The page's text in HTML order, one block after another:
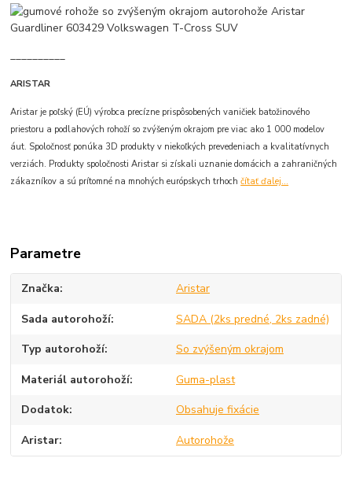
ARISTAR
Aristar je poľský (EÚ) výrobca precízne prispôsobených vaničiek batožinového
priestoru a podlahových rohoží so zvýšeným okrajom pre viac ako 1 000 modelov
áut. Spoločnosť ponúka 3D produkty v niekoľkých prevedeniach a kvalitatívnych
verziách. Produkty spoločnosti Aristar si získali uznanie domácich a zahraničných
zákazníkov a sú prítomné na mnohých európskych trhochčítať ďalej...
Parametre
Značka Aristar
Sada autorohoží SADA (2ks predné, 2ks zadné)
Typ autorohoží So zvýšeným okrajom
Materiál autorohoží Guma-plast
Dodatok Obsahuje fixácie
Aristar Autorohože